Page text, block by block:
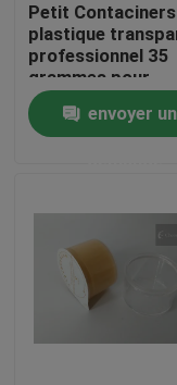
Visite de l'usine
Contrôle de la
Demandez un
Chapeaux en
Petit
plastique
professionnel 35
grammes pour
l'emballage de thé
envoyer